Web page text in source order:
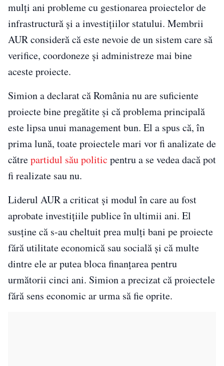
mulți ani probleme cu gestionarea proiectelor de
infrastructură și a investițiilor statului. Membrii
AUR consideră că este nevoie de un sistem care să
verifice, coordoneze și administreze mai bine
aceste proiecte.
Simion a declarat că România nu are suficiente
proiecte bine pregătite și că problema principală
este lipsa unui management bun. El a spus că, în
prima lună, toate proiectele mari vor fi analizate de
cătrepartidul său politic pentru a se vedea dacă pot
fi realizate sau nu.
Liderul AUR a criticat și modul în care au fost
aprobate investițiile publice în ultimii ani. El
susține că s-au cheltuit prea mulți bani pe proiecte
fără utilitate economică sau socială și că multe
dintre ele ar putea bloca finanțarea pentru
următorii cinci ani. Simion a precizat că proiectele
fără sens economic ar urma să fie oprite.